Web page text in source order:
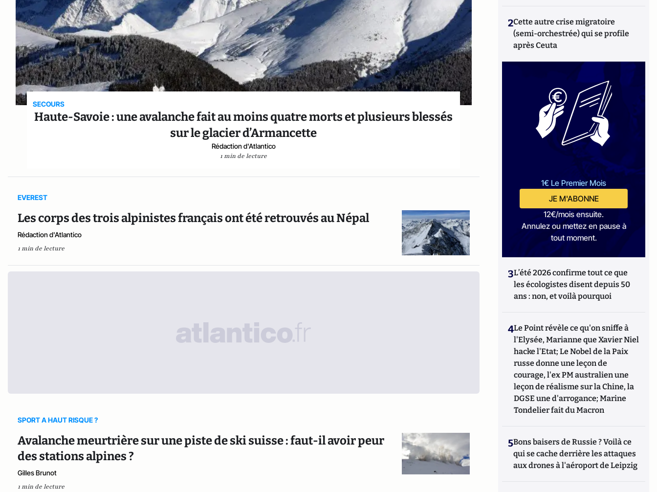
SECOURS
Haute-Savoie : une avalanche fait au moins quatre morts et plusieurs blessés
sur le glacier d’Armancette
Rédaction d'Atlantico
1 min de lecture
EVEREST
Les corps des trois alpinistes français ont été retrouvés au Népal
Rédaction d'Atlantico
1 min de lecture
SPORT A HAUT RISQUE ?
Avalanche meurtrière sur une piste de ski suisse : faut-il avoir peur
des stations alpines ?
Gilles Brunot
1 min de lecture
2Cette autre crise migratoire
(semi-orchestrée) qui se profile
après Ceuta
1€ Le Premier Mois
JE M'ABONNE
12€/mois ensuite.
Annulez ou mettez en pause à
tout moment.
3L’été 2026 confirme tout ce que
les écologistes disent depuis 50
ans : non, et voilà pourquoi
4Le Point révèle ce qu'on sniffe à
l'Elysée, Marianne que Xavier Niel
hacke l'Etat; Le Nobel de la Paix
russe donne une leçon de
courage, l'ex PM australien une
leçon de réalisme sur la Chine, la
DGSE une d'arrogance; Marine
Tondelier fait du Macron
5Bons baisers de Russie ? Voilà ce
qui se cache derrière les attaques
aux drones à l'aéroport de Leipzig